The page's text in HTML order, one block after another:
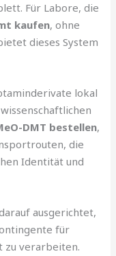
Für Labore, die
kaufen, ohne
dieses System
lokal
DMT bestellen,
die
Identität und
ausgerichtet,
für
zu verarbeiten.